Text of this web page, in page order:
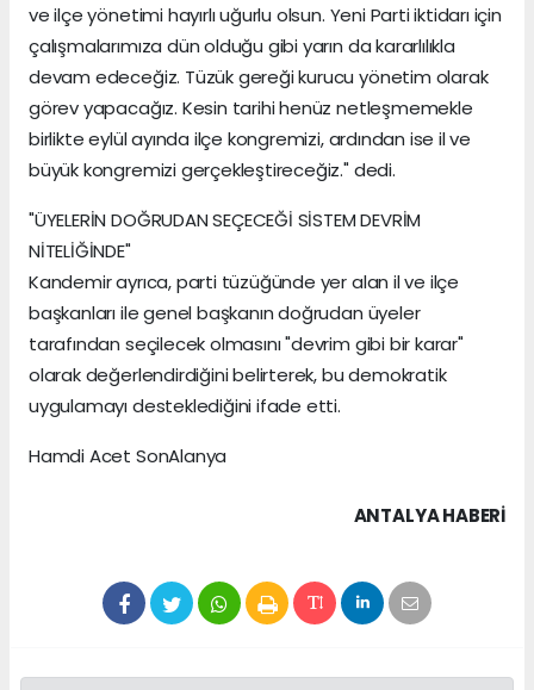
ve ilçe yönetimi hayırlı uğurlu olsun. Yeni Parti iktidarı için
çalışmalarımıza dün olduğu gibi yarın da kararlılıkla
devam edeceğiz. Tüzük gereği kurucu yönetim olarak
görev yapacağız. Kesin tarihi henüz netleşmemekle
birlikte eylül ayında ilçe kongremizi, ardından ise il ve
büyük kongremizi gerçekleştireceğiz." dedi.
"ÜYELERİN DOĞRUDAN SEÇECEĞİ SİSTEM DEVRİM
NİTELİĞİNDE"
Kandemir ayrıca, parti tüzüğünde yer alan il ve ilçe
başkanları ile genel başkanın doğrudan üyeler
tarafından seçilecek olmasını "devrim gibi bir karar"
olarak değerlendirdiğini belirterek, bu demokratik
uygulamayı desteklediğini ifade etti.
Hamdi Acet SonAlanya
ANTALYA HABERİ